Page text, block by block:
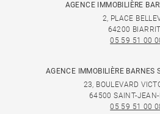
AGENCE IMMOBILIÈRE
2, PLACE
64200
05 59 51 00
AGENCE IMMOBILIÈRE BARNES
23, BOULEVARD
64500 SAINT-JEAN-
05 59 51 00